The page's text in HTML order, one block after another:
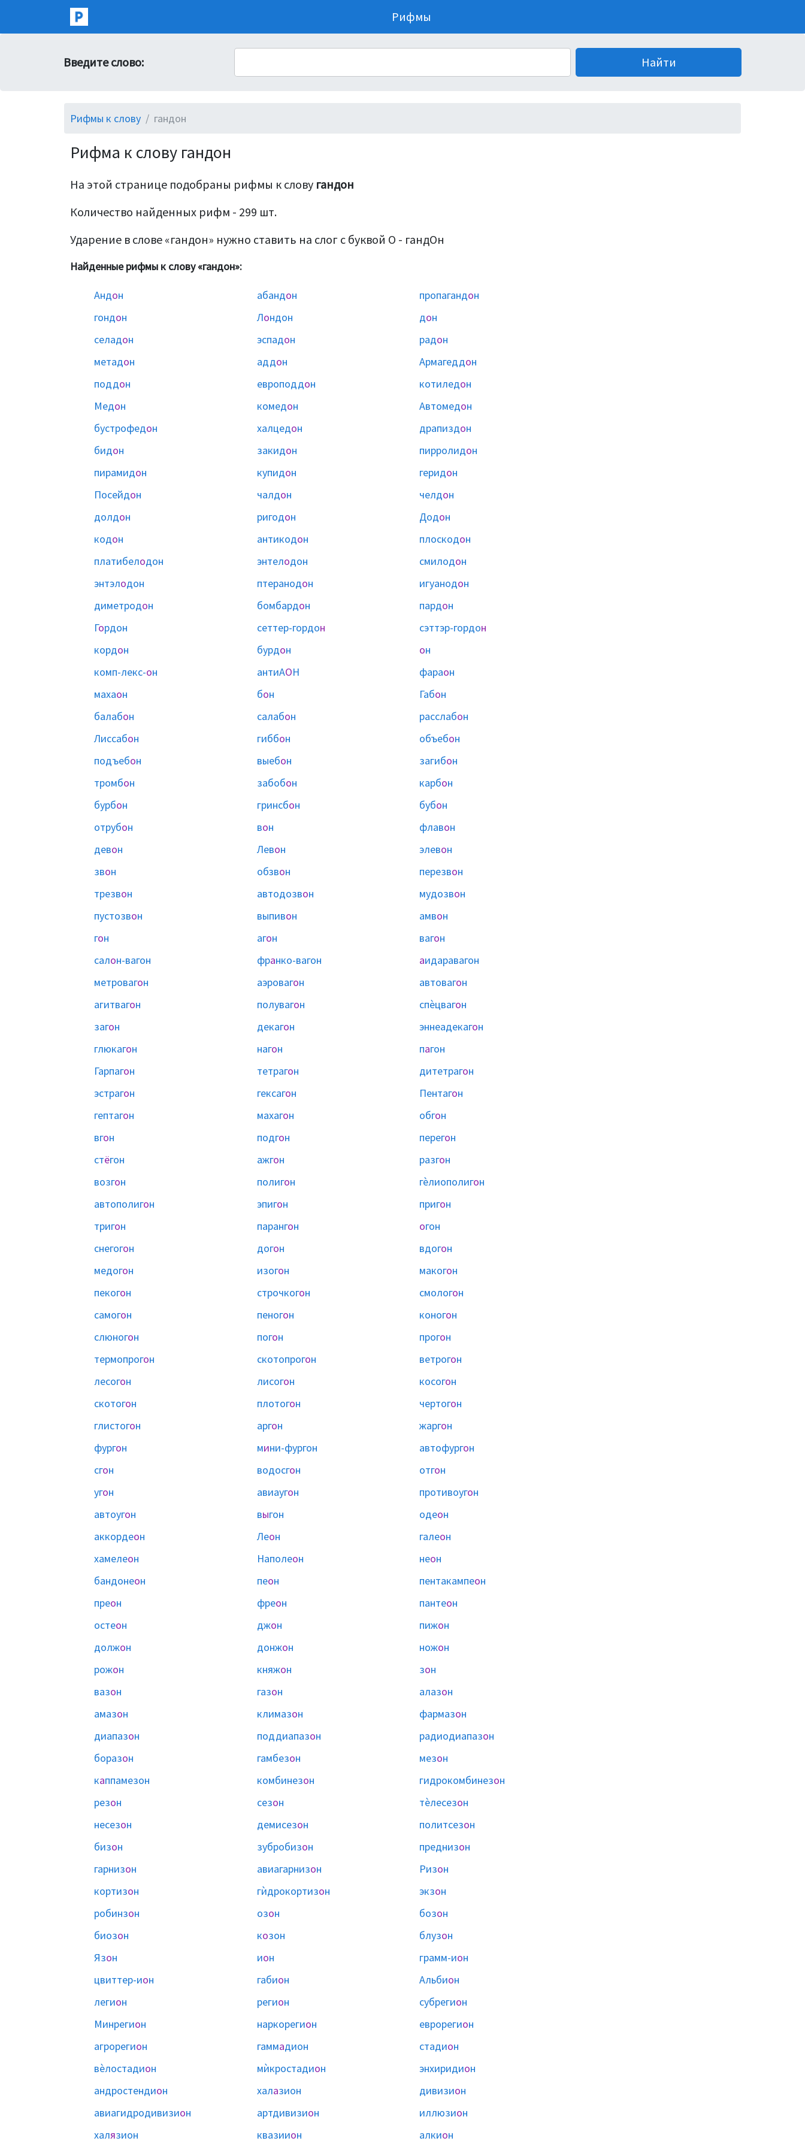
Рифмы
Введите слово:
Рифмы к слову гандон
Рифма к слову гандон
На этой странице подобраны рифмы к слову гандон
Количество найденных рифм - 299 шт.
Ударение в слове «гандон» нужно ставить на слог с буквой О - гандОн
Найденные рифмы к слову «гандон»:
Андон абандон пропагандон
гондон Лондон дон
селадон эспадон радон
метадон аддон Армагеддон
поддон европоддон котиледон
Медон комедон Автомедон
бустрофедон халцедон драпиздон
бидон закидон пирролидон
пирамидон купидон геридон
Посейдон чалдон челдон
долдон ригодон Додон
кодон антикодон плоскодон
платибелодон энтелодон смилодон
энтэлодон птеранодон игуанодон
диметродон бомбардон пардон
Гордон сеттер-гордон сэттэр-гордон
кордон бурдон он
комп-лекс-он антиАОН фараон
махаон бон Габон
балабон салабон расслабон
Лиссабон гиббон объебон
подъебон выебон загибон
тромбон забобон карбон
бурбон гринсбон бубон
отрубон вон флавон
девон Левон элевон
звон обзвон перезвон
трезвон автодозвон мудозвон
пустозвон выпивон амвон
гон агон вагон
салон-вагон франко-вагон аидаравагон
метровагон аэровагон автовагон
агитвагон полувагон спѐцвагон
загон декагон эннеадекагон
глюкагон нагон пагон
Гарпагон тетрагон дитетрагон
эстрагон гексагон Пентагон
гептагон махагон обгон
вгон подгон перегон
стёгон ажгон разгон
возгон полигон гѐлиополигон
автополигон эпигон пригон
тригон парангон огон
снегогон догон вдогон
медогон изогон макогон
пекогон строчкогон смологон
самогон пеногон коногон
слюногон погон прогон
термопрогон скотопрогон ветрогон
лесогон лисогон косогон
скотогон плотогон чертогон
глистогон аргон жаргон
фургон мини-фургон автофургон
сгон водосгон отгон
угон авиаугон противоугон
автоугон выгон одеон
аккордеон Леон галеон
хамелеон Наполеон неон
бандонеон пеон пентакампеон
преон фреон пантеон
остеон джон пижон
должон донжон ножон
рожон княжон зон
вазон газон алазон
амазон климазон фармазон
диапазон поддиапазон радиодиапазон
боразон гамбезон мезон
каппамезон комбинезон гидрокомбинезон
резон сезон тѐлесезон
несезон демисезон политсезон
бизон зубробизон преднизон
гарнизон авиагарнизон Ризон
кортизон гѝдрокортизон экзон
робинзон озон бозон
биозон козон блузон
Язон ион грамм-ион
цвиттер-ион габион Альбион
легион регион субрегион
Минрегион наркорегион еврорегион
агрорегион гаммадион стадион
вѐлостадион мѝкростадион энхиридион
андростендион халазион дивизион
авиагидродивизион артдивизион иллюзион
халязион квазиион алкион